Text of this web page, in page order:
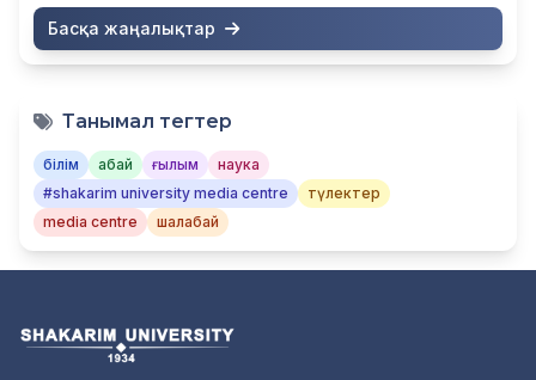
Басқа жаңалықтар
Танымал тегтер
білім абай ғылым
наука
#shakarim university media centre
түлектер
media centre
шалабай